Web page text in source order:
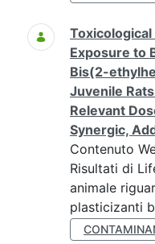
Exposure to
Bis(2-
Juvenile
Relevant
Synergic,
Contenuto
Risultati di
animale
plasticizanti